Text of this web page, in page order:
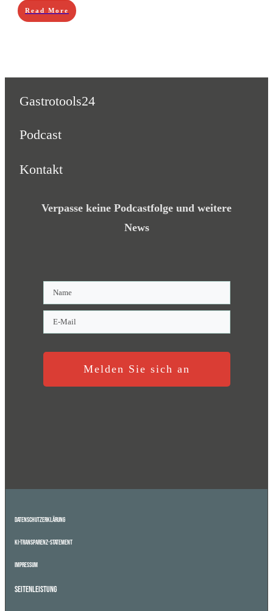
Read More
Gastrotools24
Podcast
Kontakt
Verpasse keine Podcastfolge und weitere
News
Melden Sie sich an
Datenschutzerklärung
KI-Transparenz-Statement
Impressum
Seitenleistung